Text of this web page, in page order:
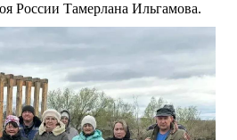
России Тамерлана Ильгамова.